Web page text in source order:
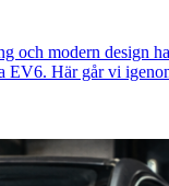
och modern design
Här går vi